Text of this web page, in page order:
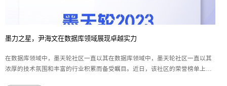
墨力之星，尹海文在数据库领域展现卓越实力
在数据库领域中，墨天轮社区一直以其在数据库领域中，墨天轮社区一直以其
浓厚的技术氛围和丰富的行业积累而备受瞩目。近日，该社区的荣誉榜单上又